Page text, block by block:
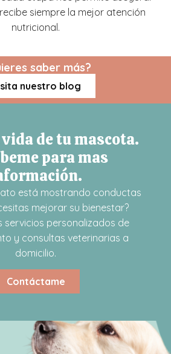
siempre la mejor atención
nutricional.
saber más?
nuestro blog
de tu mascota.
para mas
está mostrando conductas
mejorar su bienestar?
servicios personalizados de
y consultas veterinarias a
domicilio.
Contáctame